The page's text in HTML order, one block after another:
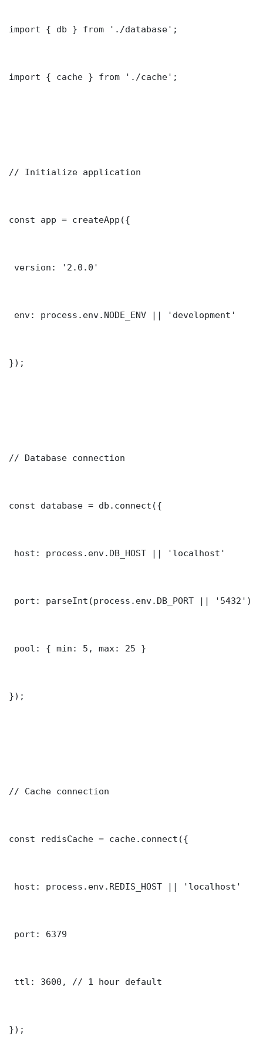
import { db } from './database';
import { cache } from './cache';
// Initialize application
const app = createApp({
version: '2.0.0'
env: process.env.NODE_ENV || 'development'
});
// Database connection
const database = db.connect({
host: process.env.DB_HOST || 'localhost'
port: parseInt(process.env.DB_PORT || '5432')
pool: { min: 5, max: 25 }
});
// Cache connection
const redisCache = cache.connect({
host: process.env.REDIS_HOST || 'localhost'
port: 6379
ttl: 3600, // 1 hour default
});